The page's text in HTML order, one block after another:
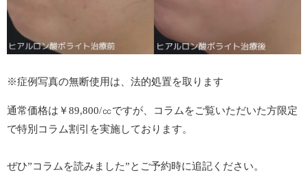
※症例写真の無断使用は、法的処置を取ります
通常価格は￥89,800/㏄ですが、コラムをご覧いただいた方限定
で特別コラム割引を実施しております。
ぜひ”コラムを読みました”とご予約時に追記ください。